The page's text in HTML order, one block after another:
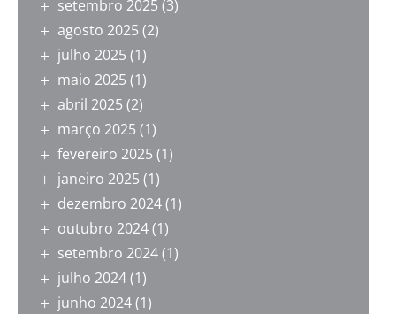
setembro 2025 (3)
agosto 2025 (2)
julho 2025 (1)
maio 2025 (1)
abril 2025 (2)
março 2025 (1)
fevereiro 2025 (1)
janeiro 2025 (1)
dezembro 2024(1)
outubro 2024(1)
setembro 2024(1)
julho 2024(1)
junho 2024(1)